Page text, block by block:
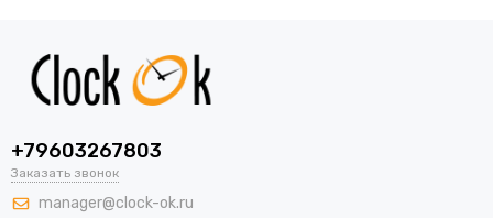
+79603267803
Заказать звонок
manager@clock-ok.ru